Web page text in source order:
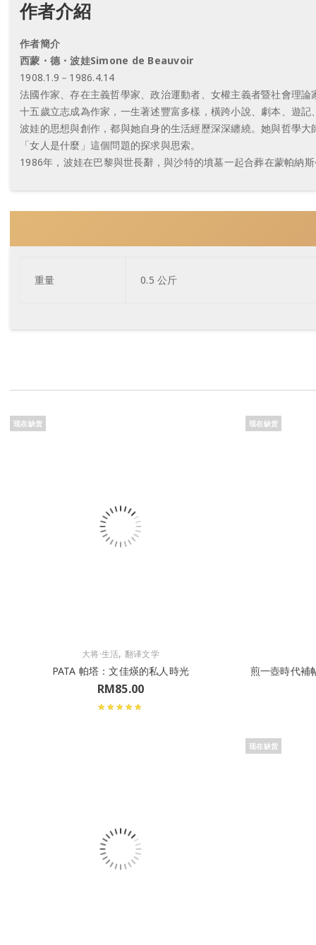
作者介紹
作者簡介
西蒙・德・波娃Simone de Beauvoir
1908.1.9－1986.4.14
法國作家、存在主義哲學家、政治運動者、女權主義者暨社會理
十五歲立志成為作家，一生著述豐富多樣，橫跨小說、劇本、遊
波娃的思想與創作，都與她自身的生活經歷深深纏繞。她與哲學
「女人是什麼」這個問題的探求與思索。
1986年，波娃在巴黎與世長辭，與沙特的墳墓一起合葬在蒙帕納
重量 0.5 公斤
现在缺货
大将·生活, 翻译文学
PATA 帕塔：文佳煐的私人時光
RM85.00
现在缺货
煎一壺時代補
现在缺货